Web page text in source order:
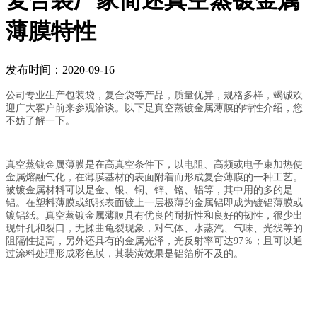
薄膜特性
发布时间：2020-09-16
公司专业生产包装袋，复合袋等产品，质量优异，规格多样，竭诚欢
迎广大客户前来参观洽谈。以下是真空蒸镀金属薄膜的特性介绍，您
不妨了解一下。
真空蒸镀金属薄膜是在高真空条件下，以电阻、高频或电子束加热使
金属熔融气化，在薄膜基材的表面附着而形成复合薄膜的一种工艺。
被镀金属材料可以是金、银、铜、锌、铬、铝等，其中用的多的是
铝。在塑料薄膜或纸张表面镀上一层极薄的金属铝即成为镀铝薄膜或
镀铝纸。真空蒸镀金属薄膜具有优良的耐折性和良好的韧性，很少出
现针孔和裂口，无揉曲龟裂现象，对气体、水蒸汽、气味、光线等的
阻隔性提高，另外还具有的金属光泽，光反射率可达97％；且可以通
过涂料处理形成彩色膜，其装潢效果是铝箔所不及的。